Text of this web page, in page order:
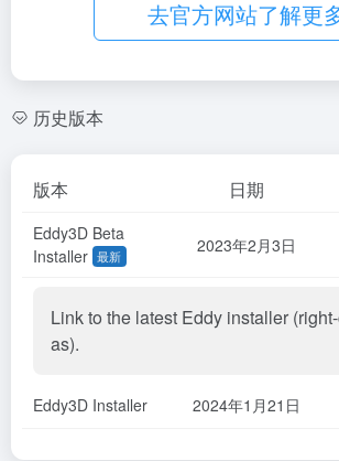
去官方网站了解更
历史版本
版本 日期
Eddy3D Beta
Installer 最新
2023年2月3日
Link to the latest Eddy installer
as).
Eddy3D Installer 2024年1月21日